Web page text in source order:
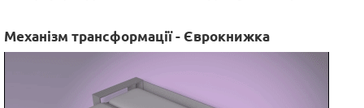
Механізм трансформації - Єврокнижка